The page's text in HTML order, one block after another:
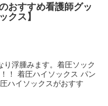
おすすめ看護師グッ
クス】
り浮腫みます。着圧ソック
！ 着圧ハイソックス パン
ハイソックスがおすす